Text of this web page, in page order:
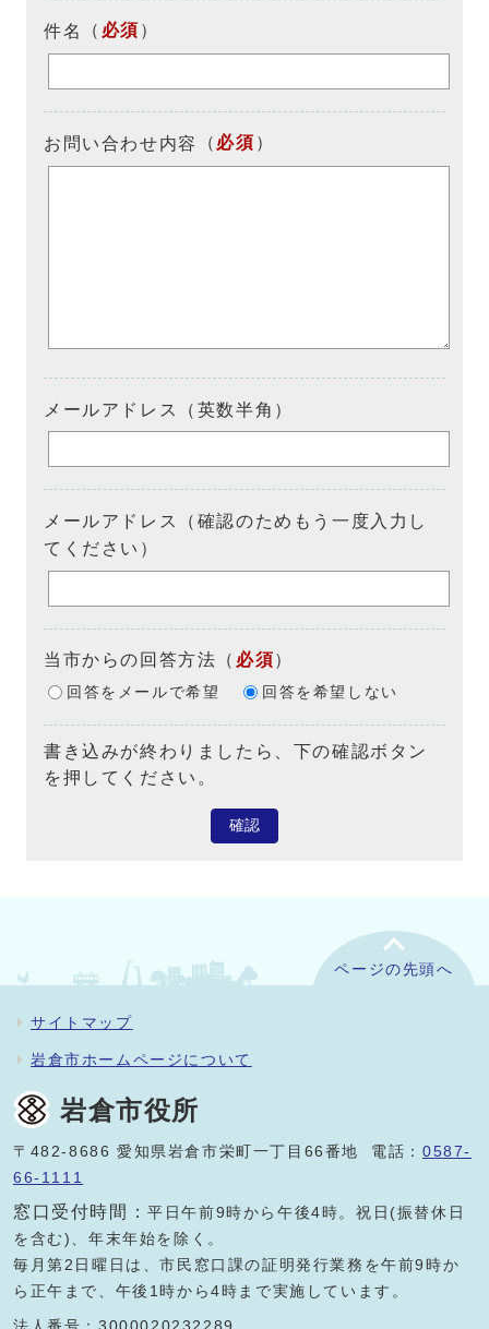
件名 （ 必須 ）
お問い合わせ内容 （ 必須 ）
メールアドレス（英数半角）
メールアドレス（確認のためもう一度入力し
てください）
当市からの回答方法 （ 必須）
回答をメールで希望 回答を希望しない
書き込みが終わりましたら、下の確認ボタン
を押してください。
確認
ページの先頭へ
サイトマップ
岩倉市ホームページについて
岩倉市役所
〒482-8686 愛知県岩倉市栄町一丁目66番地 電話：0587-
66-1111
窓口受付時間：平日午前9時から午後4時。祝日(振替休日
を含む)、年末年始を除く。
毎月第2日曜日は、市民窓口課の証明発行業務を午前9時か
ら正午まで、午後1時から4時まで実施しています。